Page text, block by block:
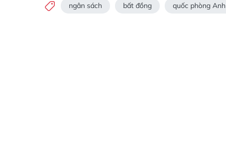
ngân sách bất đồng quốc phòng Anh